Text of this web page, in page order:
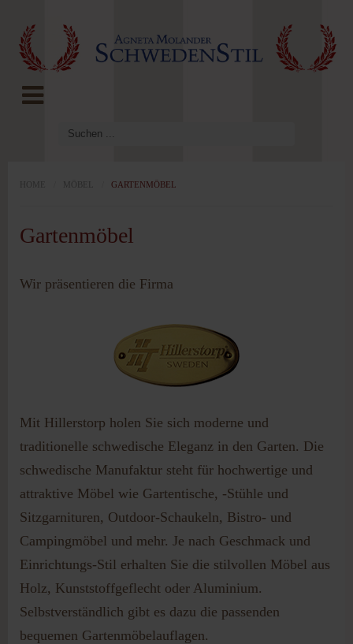
HOME MÖBEL GARTENMÖBEL
Gartenmöbel
Wir präsentieren die Firma
Mit Hillerstorp holen Sie sich moderne und
traditionelle schwedische Eleganz in den Garten. Die
schwedische Manufaktur steht für hochwertige und
attraktive Möbel wie Gartentische, -Stühle und
Sitzgarnituren, Outdoor-Schaukeln, Bistro- und
Campingmöbel und mehr. Je nach Geschmack und
Einrichtungs-Stil erhalten Sie die stilvollen Möbel aus
Holz, Kunststoffgeflecht oder Aluminium.
Selbstverständlich gibt es dazu die passenden
bequemen Gartenmöbelauflagen.
Angemeldet
Passwort vergessen?
Benutzername vergessen?